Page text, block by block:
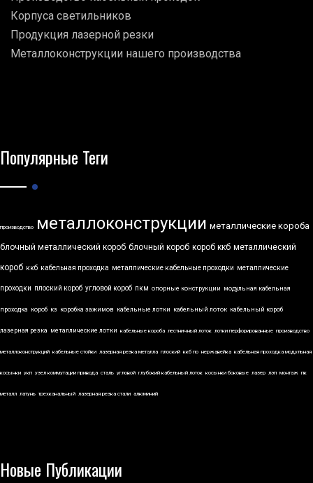
Корпуса светильников
Продукция лазерной резки
Металлоконструкции нашего производства
Популярные Теги
производство металлоконструкции металлические короба
блочный металлический короб блочный короб короб ккб металлический
короб ккб кабельная проходка металлические кабельные проходки металлические
проходки плоский короб угловой короб пкм опорные конструкции модульная кабельная
проходка короб кз коробка зажимов кабельные лотки кабельный лоток кабельный короб
лазерная резка металлические лотки кабельные короба лестничный лоток лотки перфорированные производство
металлоконструкций кабельные стойки лазерная резка металла плоский ккб по нержавейка кабельная проходка модульная
косынки укп узел коммутации привода сталь угловой глубокий кабельный лоток косынки боковые лазер лэп монтаж пк
металл латунь трехканальный лазерная резка стали алюминий
Новые Публикации